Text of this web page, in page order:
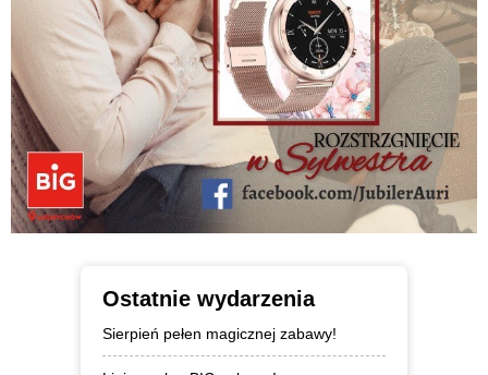
Ostatnie wydarzenia
Sierpień pełen magicznej zabawy!